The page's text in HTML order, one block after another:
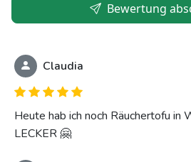
Bewertung
Claudia
Heute hab ich noch Räuchertofu in
LECKER 🤗